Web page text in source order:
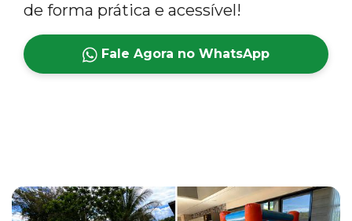
de forma prática e acessível!
Fale Agora no WhatsApp